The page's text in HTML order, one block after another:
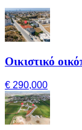
Οικιστικό
€ 290,000